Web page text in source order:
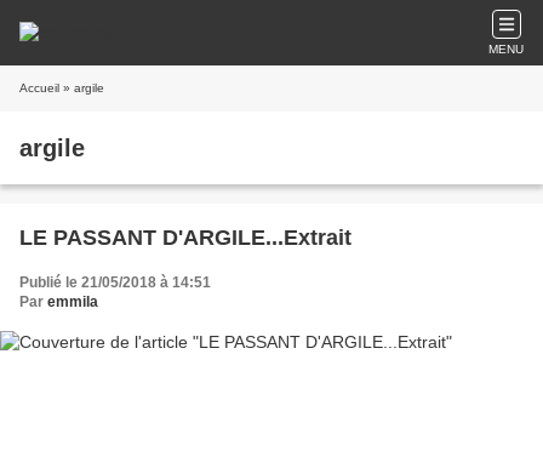
MENU
Accueil » argile
argile
LE PASSANT D'ARGILE...Extrait
Publié le 21/05/2018 à 14:51
Par emmila